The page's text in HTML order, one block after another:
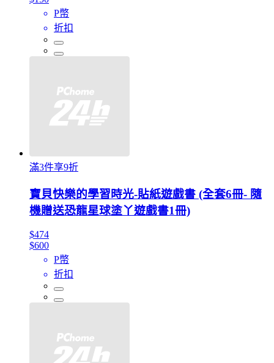
P幣
折扣
滿3件享9折
寶貝快樂的學習時光-貼紙遊戲書 (全套6冊- 隨
機贈送恐龍星球塗丫遊戲書1冊)
$474
$600
P幣
折扣